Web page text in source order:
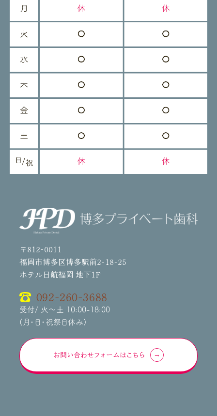
〒812-0011
福岡市博多区博多駅前2-18-25
ホテル日航福岡 地下1F
092-260-3688
受付/ 火～土 10:00-18:00
(月・日・祝祭日休み)
お問い合わせフォームはこちら